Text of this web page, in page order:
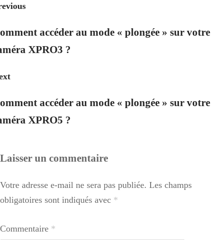
accéder au mode « plongée » sur votre
XPRO3 ?
accéder au mode « plongée » sur votre
XPRO5 ?
Laisser un commentaire
Votre adresse e-mail ne sera pas publiée. Les champs
obligatoires sont indiqués avec *
Commentaire *